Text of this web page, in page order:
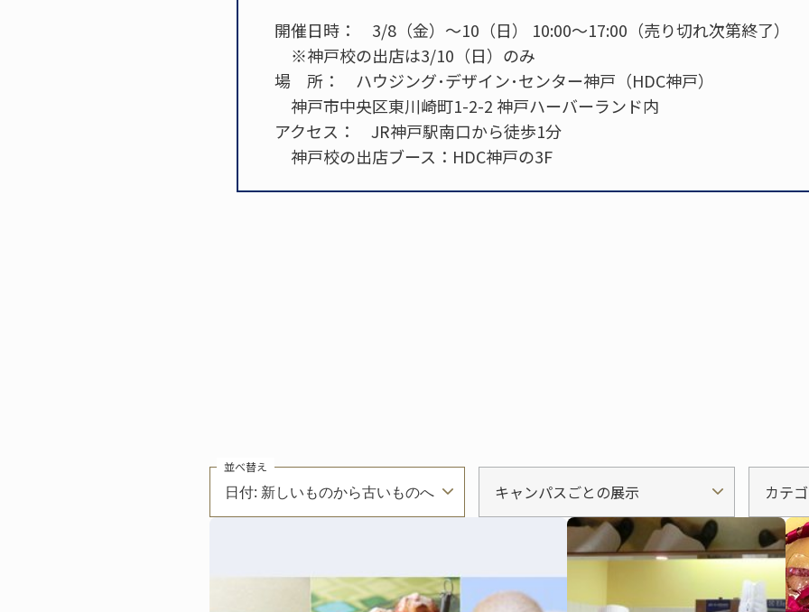
開催日時： 3/8（金）～10（日） 10:00～17:00（売り切れ次第終了）
※神戸校の出店は3/10（日）のみ
場 所： ハウジング･デザイン･センター神戸（HDC神戸）
神戸市中央区東川崎町1-2-2 神戸ハーバーランド内
アクセス： JR神戸駅南口から徒歩1分
神戸校の出店ブース：HDC神戸の3F
日付: 新しいものから古いものへ
並べ替え
キャンパスごとの展示 カテ